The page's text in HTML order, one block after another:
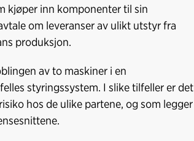
kjøper inn komponenter til sin
om leveranser av ulikt utstyr fra
produksjon.
av to maskiner i en
styringssystem. I slike tilfeller er det
hos de ulike partene, og som legger